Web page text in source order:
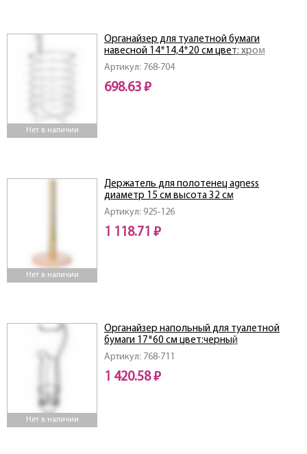
Нет в наличии
Артикул: 768-704
Органайзер для туалетной бумаги
навесной 14*14,4*20 см цвет: хром
698.63 ₽
Нет в наличии
Артикул: 925-126
Держатель для полотенец agness
диаметр 15 см высота 32 см
1 118.71 ₽
Нет в наличии
Артикул: 768-711
Органайзер напольный для туалетной
бумаги 17*60 см цвет:черный
1 420.58 ₽